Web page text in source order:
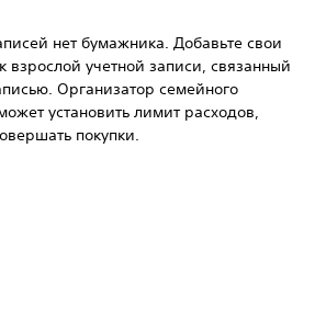
нет бумажника. Добавьте свои
взрослой учетной записи, связанный
Организатор семейного
установить лимит расходов,
покупки.